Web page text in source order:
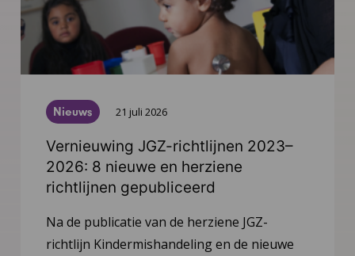
Nieuws 21 juli 2026
Vernieuwing JGZ-richtlijnen 2023–
2026: 8 nieuwe en herziene
richtlijnen gepubliceerd
Na de publicatie van de herziene JGZ-
richtlijn Kindermishandeling en de nieuwe